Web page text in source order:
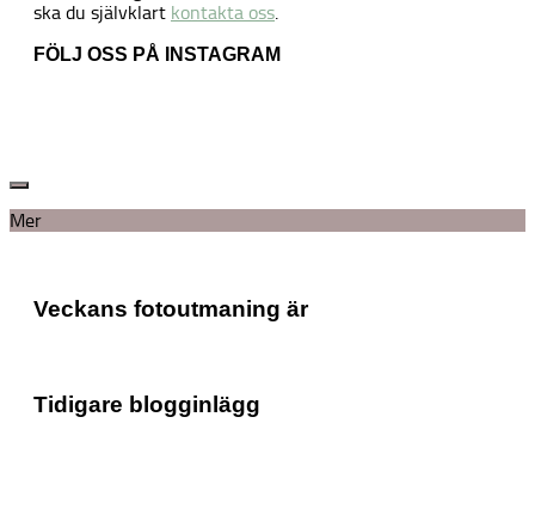
ska du självklart kontakta oss
FÖLJ OSS PÅ INSTAGRAM
Mer
Veckans fotoutmaning är
Tidigare blogginlägg